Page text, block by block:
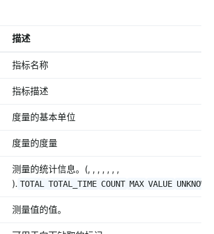
描述
指标名称
指标描述
度量的基本单位
度量的度量
测量的统计信息。(, , , , , , ,
). TOTAL TOTAL_TIME COUNT MAX VALUE UNKNOWN
测量值的值。